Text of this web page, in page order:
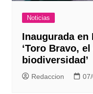
Noticias
Inaugurada en
‘Toro Bravo,
biodiversidad’
Redaccion